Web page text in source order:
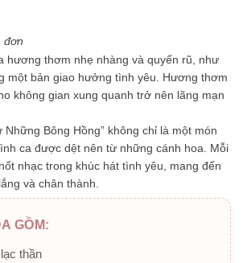
đơn
hương thơm nhẹ nhàng và quyến rũ, như
một bản giao hưởng tình yêu. Hương thơm
không gian xung quanh trở nên lãng mạn
Những Bông Hồng” không chỉ là một món
ca được dệt nên từ những cánh hoa. Mỗi
nhạc trong khúc hát tình yêu, mang đến
và chân thành.
GỒM:
thần